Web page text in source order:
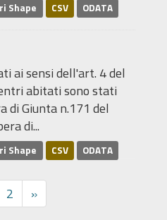
Shape CSV ODATA
ai sensi dell'art. 4 del
abitati sono stati
di Giunta n.171 del
di...
Shape CSV ODATA
2 »